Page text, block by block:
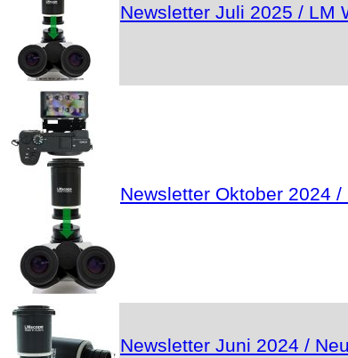
Newsletter Juli 2025 / LM
Newsletter Oktober 2024
Newsletter Juni 2024 /